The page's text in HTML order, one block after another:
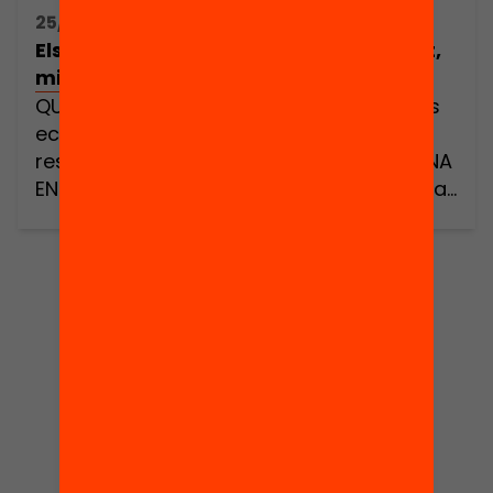
25/06/2015 16:00h - 17:30h
Els incentius econòmics al professorat,
milloren els resultats educatius?
QUÈ FUNCIONA EN EDUCACIÓ: Els incentius
econòmics al professorat, milloren els
resultats educatius? CICLE: QUÈ FUNCIONA
EN EDUCACIÓ dimarts 7 de juliol de 2015 a